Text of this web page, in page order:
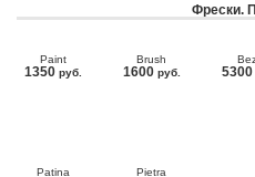
Фрески.
Paint
1350 руб.
Brush
1600 руб. 5300
Patina Pietra